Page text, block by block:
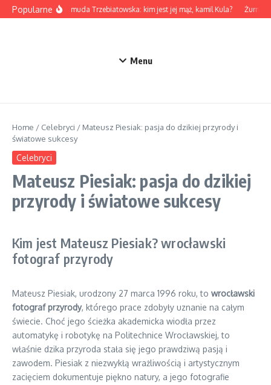
Przejdź do treści
PopularneMarta Żmuda Trzebiatowska: kim jest jej mąż, kamil Kula?
Menu
Home / Celebryci / Mateusz Piesiak: pasja do dzikiej przyrody i
światowe sukcesy
Celebryci
Mateusz Piesiak: pasja do dzikiej
przyrody i światowe sukcesy
Kim jest Mateusz Piesiak? wrocławski
fotograf przyrody
Mateusz Piesiak, urodzony 27 marca 1996 roku, to wrocławski
fotograf przyrody, którego prace zdobyły uznanie na całym
świecie. Choć jego ścieżka akademicka wiodła przez
automatykę i robotykę na Politechnice Wrocławskiej, to
właśnie dzika przyroda stała się jego prawdziwą pasją i
zawodem. Piesiak z niezwykłą wrażliwością i artystycznym
zacięciem dokumentuje piękno natury, a jego fotografie